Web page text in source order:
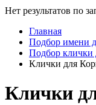
Нет результатов по
Главная
Подбор имени
Подбор клички
Клички для
Клички